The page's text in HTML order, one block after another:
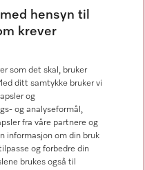
hensyn til
krever
som det skal, bruker
ditt samtykke bruker vi
og
og analyseformål,
fra våre partnere og
informasjon om din bruk
og forbedre din
brukes også til